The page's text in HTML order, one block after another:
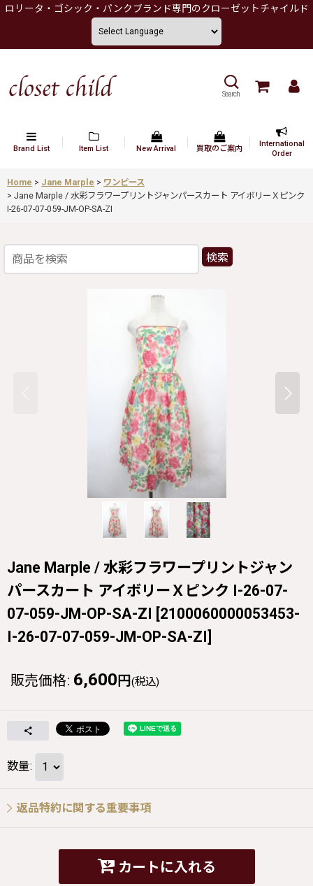
ロリータ・ゴシック・パンクブランド専門のクローゼットチャイルド
Search
Brand List Item List New Arrival 買取のご案内
International
Order
Home > Jane Marple > ワンピース
> Jane Marple / 水彩フラワープリントジャンパースカート アイボリーＸピンク
I-26-07-07-059-JM-OP-SA-ZI
検索
Jane Marple / 水彩フラワープリントジャン
パースカート アイボリーＸピンク I-26-07-
07-059-JM-OP-SA-ZI [2100060000053453-
I-26-07-07-059-JM-OP-SA-ZI]
販売価格: 6,600 円 (税込)
数量:
返品特約に関する重要事項
カートに入れる